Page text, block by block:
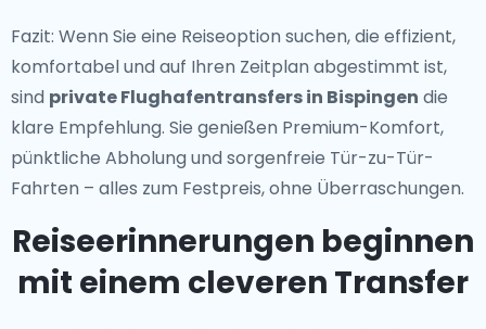
Fazit: Wenn Sie eine Reiseoption suchen, die effizient,
komfortabel und auf Ihren Zeitplan abgestimmt ist,
sind private Flughafentransfers in Bispingen die
klare Empfehlung. Sie genießen Premium-Komfort,
pünktliche Abholung und sorgenfreie Tür-zu-Tür-
Fahrten – alles zum Festpreis, ohne Überraschungen.
Reiseerinnerungen beginnen
mit einem cleveren Transfer